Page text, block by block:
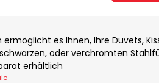
es Ihnen, Ihre Duvets,
oder verchromten
erhältlich